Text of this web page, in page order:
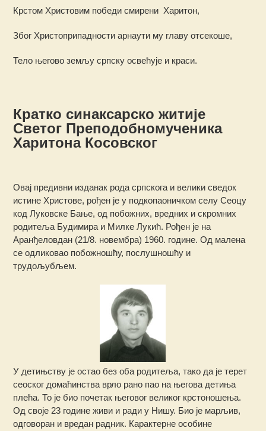
Крстом Христовим победи смирени Харитон,
Због Христоприпадности арнаути му главу отсекоше,
Тело његово земљу српску освећује и краси.
Кратко синаксарско житије
Светог Преподобномученика
Харитона Косовског
Овај предивни изданак рода српскога и велики сведок
истине Христове, рођен је у подкопаоничком селу Сеоцу
код Луковске Бање, од побожних, вредних и скромних
родитеља Будимира и Милке Лукић. Рођен је на
Аранђеловдан (21/8. новембра) 1960. године. Од малена
се одликовао побожношћу, послушношћу и
трудољубљем.
У детињству је остао без оба родитеља, тако да је терет
сеоског домаћинства врло рано пао на његова детиња
плећа. То је био почетак његовог великог крстоношења.
Од своје 23 године живи и ради у Нишу. Био је марљив,
одговоран и вредан радник. Карактерне особине